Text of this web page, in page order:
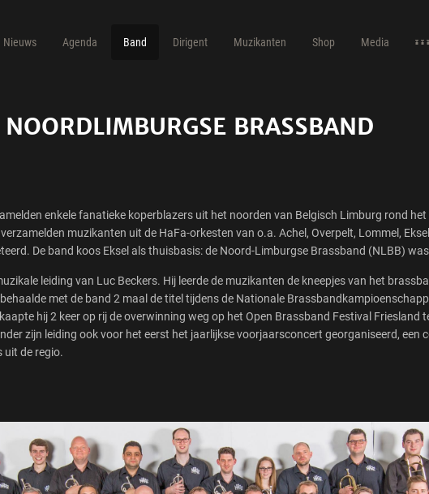
Nieuws Agenda Band Dirigent Muzikanten Shop Media
NOORDLIMBURGSE BRASSBAND
enkele fanatieke koperblazers uit het noorden van Belgisch Limburg rond
muzikanten uit de HaFa-orkesten van o.a. Achel, Overpelt, Lommel,
De band koos Eksel als thuisbasis: de Noord-Limburgse Brassband (NLBB)
leiding van Luc Beckers. Hij leerde de muzikanten de kneepjes van het
met de band 2 maal de titel tijdens de Nationale
hij 2 keer op rij de overwinning weg op het Open Brassband Festival Friesland
zijn leiding ook voor het eerst het jaarlijkse voorjaarsconcert georganiseerd, een
uit de regio.